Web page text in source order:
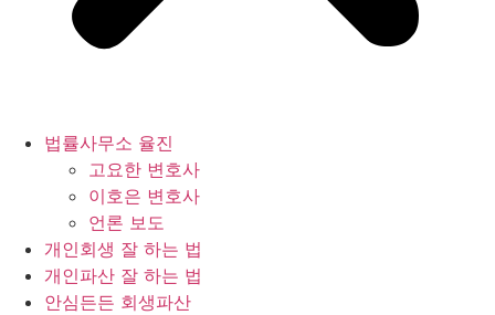
법률사무소 율진
고요한 변호사
이호은 변호사
언론 보도
개인회생 잘 하는 법
개인파산 잘 하는 법
안심든든 회생파산